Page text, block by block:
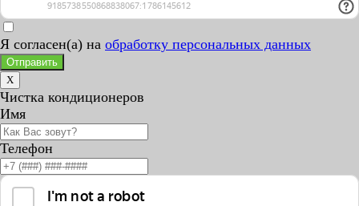
Я согласен(а) на обработку персональных данных
Отправить
X
Чистка кондиционеров
Имя
Телефон